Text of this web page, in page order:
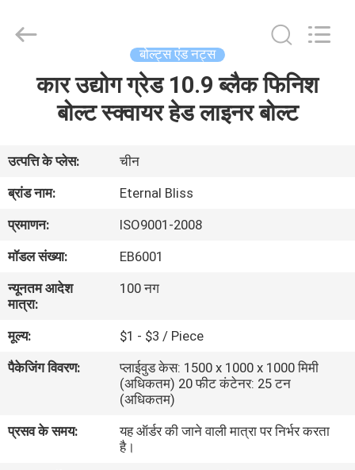
वीडियो
हमारे
बारे
में
कारखाना
भ्रमण
गुणवत्ता
Casting
बोल्ट्स एंड नट्स
कार उद्योग ग्रेड 10.9 ब्लैक फिनिश
बोल्ट स्क्वायर हेड लाइनर बोल्ट
उत्पत्ति के प्लेस:
चीन
ब्रांड नाम:
Eternal Bliss
प्रमाणन:
ISO9001-2008
मॉडल संख्या:
EB6001
न्यूनतम आदेश
मात्रा:
100 नग
मूल्य:
$1 - $3 / Piece
पैकेजिंग विवरण:
प्लाईवुड केस: 1500 x 1000 x 1000 मिमी
(अधिकतम) 20 फीट कंटेनर: 25 टन
(अधिकतम)
प्रसव के समय:
यह ऑर्डर की जाने वाली मात्रा पर निर्भर करता
है।